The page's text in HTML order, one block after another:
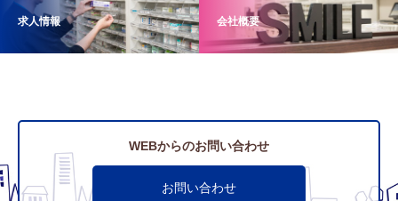
求人情報 会社概要
WEBからのお問い合わせ
お問い合わせ